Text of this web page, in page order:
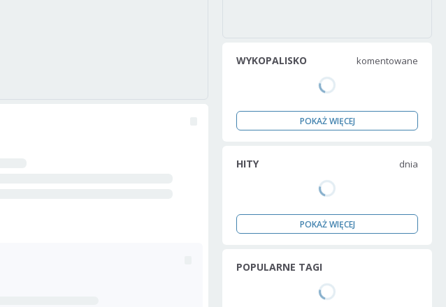
WYKOPALISKO komentowane
POKAŻ WIĘCEJ
HITY dnia
POKAŻ WIĘCEJ
POPULARNE TAGI